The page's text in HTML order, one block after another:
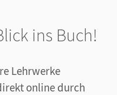
ins Buch!
Lehrwerke
online durch